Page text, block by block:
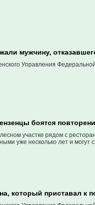
мужчину,
Управления
боятся
участке рядом с
уже несколько лет и могут
который приставал к